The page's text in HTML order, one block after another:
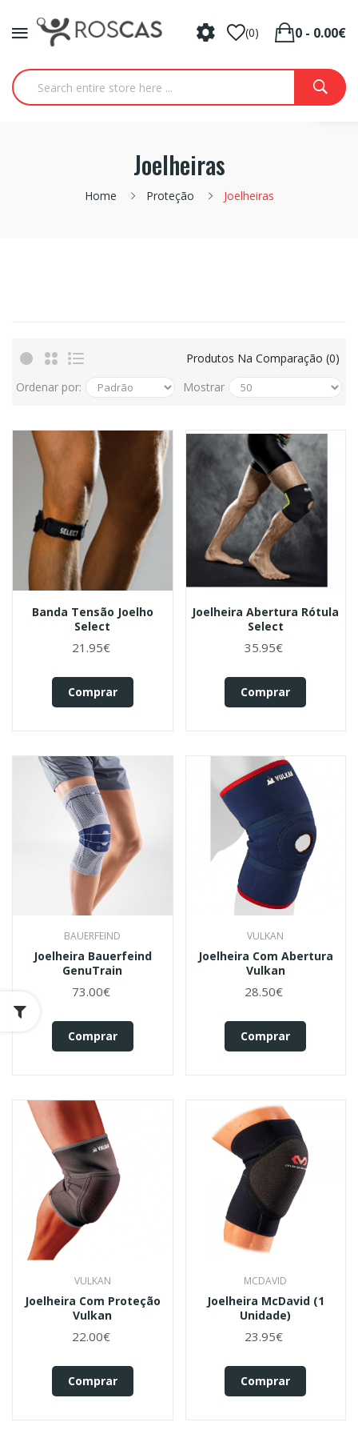
(0) 0 - 0.00€
Joelheiras
Home Proteção Joelheiras
Produtos Na Comparação (0)
Ordenar por:
Mostrar
Banda Tensão Joelho
Select
21.95€
Comprar
Joelheira Abertura Rótula
Select
35.95€
Comprar
BAUERFEIND
Joelheira Bauerfeind
GenuTrain
73.00€
Comprar
VULKAN
Joelheira Com Abertura
Vulkan
28.50€
Comprar
VULKAN
Joelheira Com Proteção
Vulkan
22.00€
Comprar
MCDAVID
Joelheira McDavid (1
Unidade)
23.95€
Comprar